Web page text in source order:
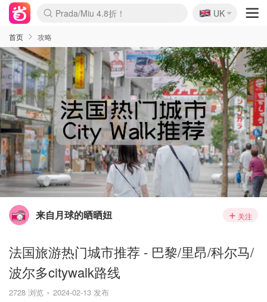
Prada/Miu 4.8折！
🇬🇧
UK
首页 攻略
来自月球的晒晒妞 关注
法国旅游热门城市推荐 - 巴黎/里昂/科尔马/
波尔多citywalk路线
2728 浏览 2024-02-13 发布